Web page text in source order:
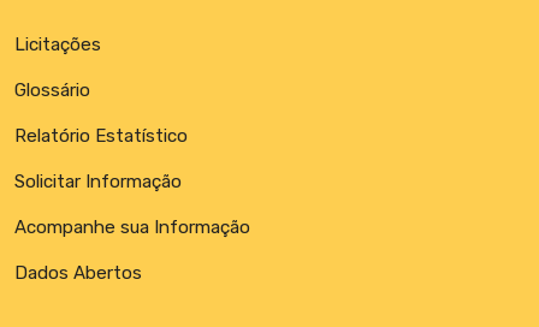
Licitações
Glossário
Relatório Estatístico
Solicitar Informação
Acompanhe sua Informação
Dados Abertos